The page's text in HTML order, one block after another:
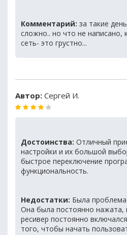
Комментарий: за такие
сложно.. но что не написано,
сеть- это грустно...
Автор: Сергей И.
Достоинства: Отличный
настройки и их большой
быстрое переключение
функциональность.
Недостатки: Была проблема
Она была постоянно нажата,
ресивер постоянно
того, чтобы начать